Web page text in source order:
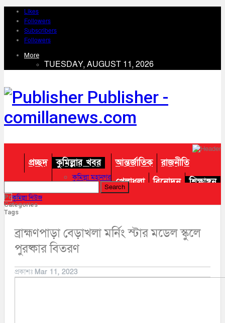
Likes
Followers
Subscribers
Followers
More
TUESDAY, AUGUST 11, 2026
Publisher -
comillanews.com
প্রচ্ছদ কুমিল্লার খবর
কুমিল্লা মহানগর
চান্দিনা
চৌদ্দগ্রাম
দেবিদ্বার
নাঙ্গলকোট
বরুড়া
ব্রাহ্মণপাড়া
আন্তর্জাতিক
রাজনীতি
খেলাধুলা
বিনোদন
শিক্ষাঙ্গন
ভিডিও
Posts
Categories
Tags
ব্রাহ্মণপাড়া বেড়াখলা মর্নিং স্টার মডেল স্কুলে
পুরষ্কার বিতরণ
প্রকাশঃ Mar 11, 2023